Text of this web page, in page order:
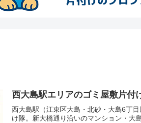
西大島駅エリアのゴミ屋敷片付
西大島駅（江東区大島・北砂・大島6丁
け隊。新大橋通り沿いのマンション・大